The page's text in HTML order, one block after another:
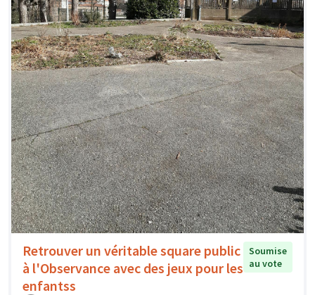
Retrouver un véritable square public
à l'Observance avec des jeux pour les
enfantss
Soumise
au vote